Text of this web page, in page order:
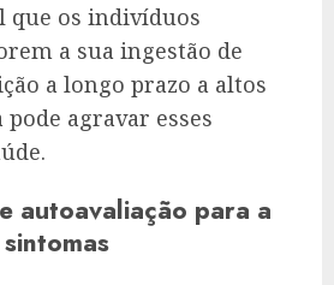
os indivíduos
a sua ingestão de
a longo prazo a altos
agravar esses
autoavaliação para a